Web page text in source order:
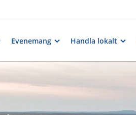
Evenemang Handla lokalt